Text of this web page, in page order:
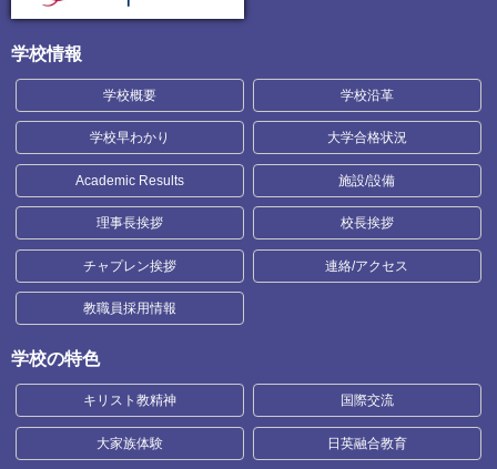
学校情報
学校概要 学校沿革
学校早わかり 大学合格状況
Academic Results 施設/設備
理事長挨拶 校長挨拶
チャプレン挨拶 連絡/アクセス
教職員採用情報
学校の特色
キリスト教精神 国際交流
大家族体験 日英融合教育